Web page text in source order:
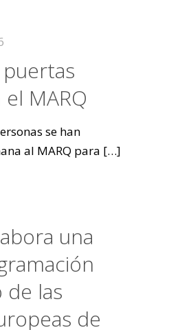
puertas
MARQ
se han
al MARQ para […]
una
las
de